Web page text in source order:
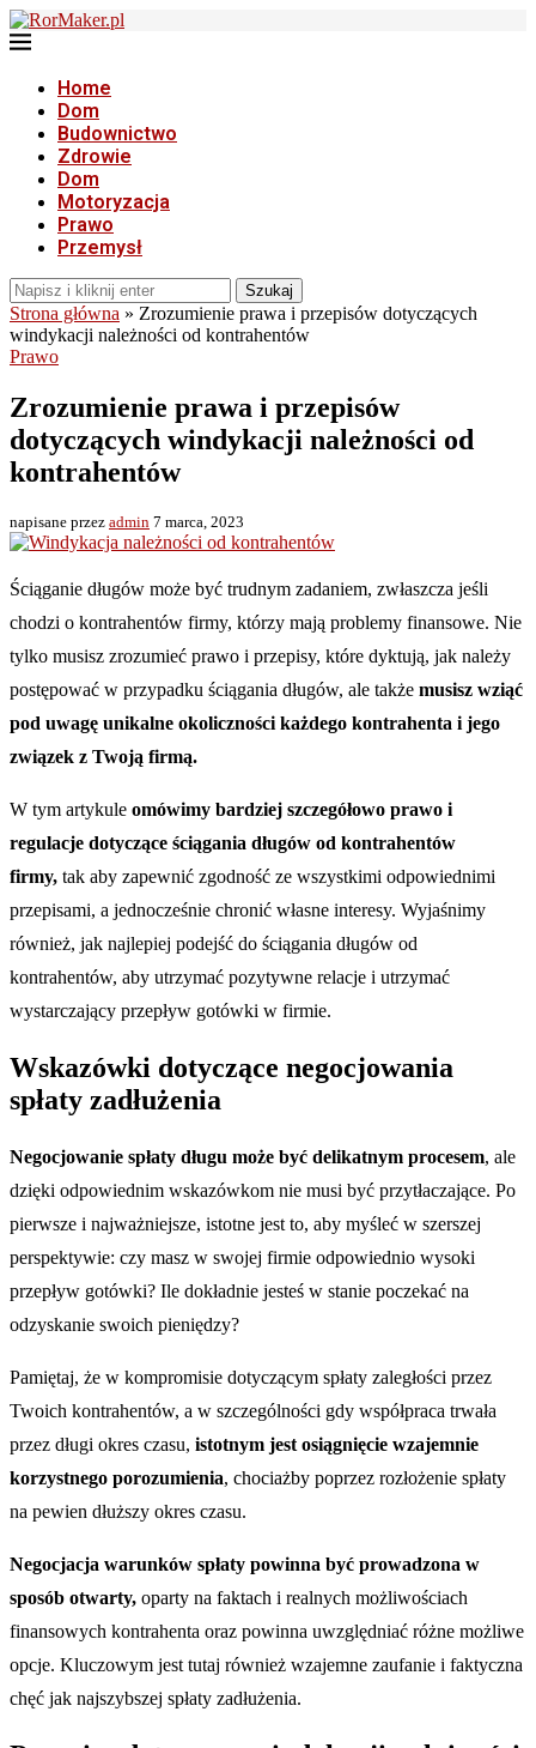
Home
Dom
Budownictwo
Zdrowie
Dom
Motoryzacja
Prawo
Przemysł
Szukaj
Strona główna » Zrozumienie prawa i przepisów dotyczących
windykacji należności od kontrahentów
Prawo
Zrozumienie prawa i przepisów
dotyczących windykacji należności od
kontrahentów
napisane przez admin 7 marca, 2023
Ściąganie długów może być trudnym zadaniem, zwłaszcza jeśli
chodzi o kontrahentów firmy, którzy mają problemy finansowe. Nie
tylko musisz zrozumieć prawo i przepisy, które dyktują, jak należy
postępować w przypadku ściągania długów, ale także musisz wziąć
pod uwagę unikalne okoliczności każdego kontrahenta i jego
związek z Twoją firmą.
W tym artykule omówimy bardziej szczegółowo prawo i
regulacje dotyczące ściągania długów od kontrahentów
firmy, tak aby zapewnić zgodność ze wszystkimi odpowiednimi
przepisami, a jednocześnie chronić własne interesy. Wyjaśnimy
również, jak najlepiej podejść do ściągania długów od
kontrahentów, aby utrzymać pozytywne relacje i utrzymać
wystarczający przepływ gotówki w firmie.
Wskazówki dotyczące negocjowania
spłaty zadłużenia
Negocjowanie spłaty długu może być delikatnym procesem, ale
dzięki odpowiednim wskazówkom nie musi być przytłaczające. Po
pierwsze i najważniejsze, istotne jest to, aby myśleć w szerszej
perspektywie: czy masz w swojej firmie odpowiednio wysoki
przepływ gotówki? Ile dokładnie jesteś w stanie poczekać na
odzyskanie swoich pieniędzy?
Pamiętaj, że w kompromisie dotyczącym spłaty zaległości przez
Twoich kontrahentów, a w szczególności gdy współpraca trwała
przez długi okres czasu, istotnym jest osiągnięcie wzajemnie
korzystnego porozumienia, chociażby poprzez rozłożenie spłaty
na pewien dłuższy okres czasu.
Negocjacja warunków spłaty powinna być prowadzona w
sposób otwarty, oparty na faktach i realnych możliwościach
finansowych kontrahenta oraz powinna uwzględniać różne możliwe
opcje. Kluczowym jest tutaj również wzajemne zaufanie i faktyczna
chęć jak najszybszej spłaty zadłużenia.